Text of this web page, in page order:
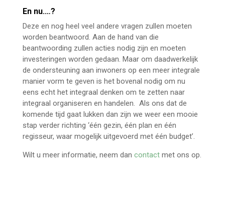
En nu.…?
Deze en nog heel veel andere vragen zullen moeten
worden beantwoord. Aan de hand van die
beantwoording zullen acties nodig zijn en moeten
investeringen worden gedaan. Maar om daadwerkelijk
de ondersteuning aan inwoners op een meer integrale
manier vorm te geven is het bovenal nodig om nu
eens echt het integraal denken om te zetten naar
integraal organiseren en handelen. Als ons dat de
komende tijd gaat lukken dan zijn we weer een mooie
stap verder richting ‘één gezin, één plan en één
regisseur, waar mogelijk uitgevoerd met één budget’.
Wilt u meer informatie, neem dan contactmet ons op.